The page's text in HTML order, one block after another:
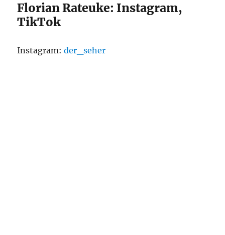
Florian Rateuke: Instagram,
TikTok
Instagram:der_seher